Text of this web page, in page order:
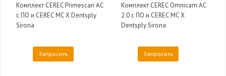
Комплект CEREC Primescan AC
с ПО и CEREC MC X Dentsply
Sirona
Запросить
Комплект CEREC Omnicam AC
2.0 с ПО и CEREC MC X
Dentsply Sirona
Запросить